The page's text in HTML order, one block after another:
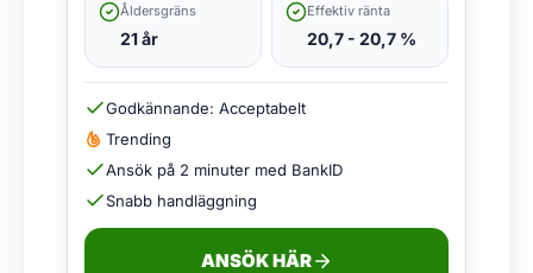
Åldersgräns
21 år
Effektiv ränta
20,7 - 20,7 %
Godkännande: Acceptabelt
Trending
Ansök på 2 minuter med BankID
Snabb handläggning
ANSÖK HÄR